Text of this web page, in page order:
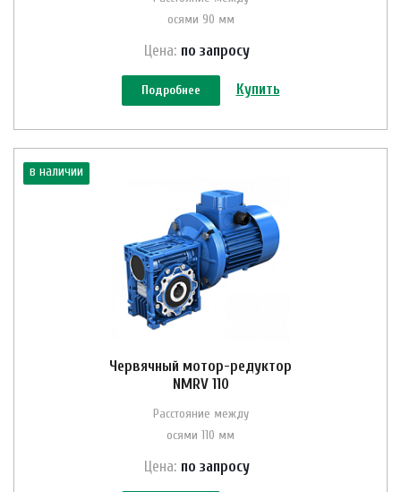
осями 90 мм
Цена: по запросу
Подробнее Купить
в наличии
Червячный мотор-редуктор
NMRV 110
Расстояние между
осями 110 мм
Цена: по запросу